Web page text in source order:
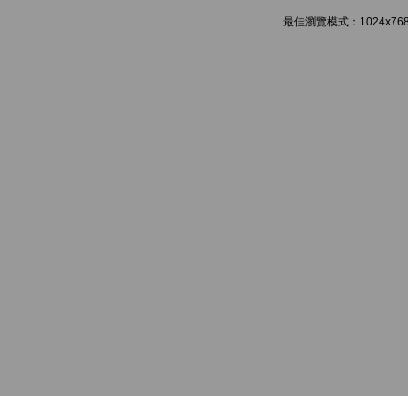
最佳瀏覽模式：